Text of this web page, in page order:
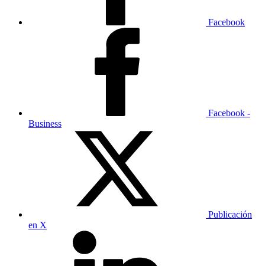
Facebook
Facebook -
Business
Publicación
en X